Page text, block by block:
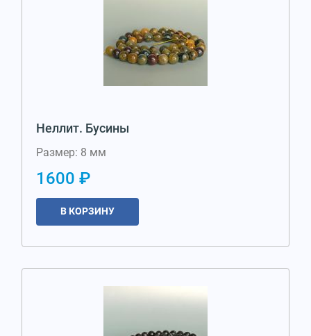
Неллит. Бусины
Размер: 8 мм
1600 ₽
В КОРЗИНУ